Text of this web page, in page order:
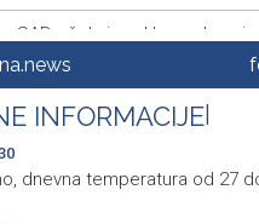
SAD očekuje od Irana da
moreuz
šef sigurnosti: Hormuški
ne ispuni zahtjeve
blizu' dogovora s Omanom
INFORMACIJE
dnevna temperatura od 27